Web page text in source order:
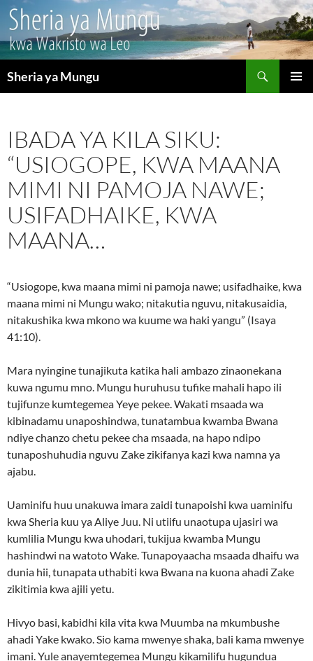
Sheria ya Mungu
IBADA YA KILA SIKU:
“USIOGOPE, KWA MAANA
MIMI NI PAMOJA NAWE;
USIFADHAIKE, KWA
MAANA…
“Usiogope, kwa maana mimi ni pamoja nawe; usifadhaike, kwa
maana mimi ni Mungu wako; nitakutia nguvu, nitakusaidia,
nitakushika kwa mkono wa kuume wa haki yangu” (Isaya
41:10).
Mara nyingine tunajikuta katika hali ambazo zinaonekana
kuwa ngumu mno. Mungu huruhusu tufike mahali hapo ili
tujifunze kumtegemea Yeye pekee. Wakati msaada wa
kibinadamu unaposhindwa, tunatambua kwamba Bwana
ndiye chanzo chetu pekee cha msaada, na hapo ndipo
tunaposhuhudia nguvu Zake zikifanya kazi kwa namna ya
ajabu.
Uaminifu huu unakuwa imara zaidi tunapoishi kwa uaminifu
kwa Sheria kuu ya Aliye Juu. Ni utiifu unaotupa ujasiri wa
kumlilia Mungu kwa uhodari, tukijua kwamba Mungu
hashindwi na watoto Wake. Tunapoyaacha msaada dhaifu wa
dunia hii, tunapata uthabiti kwa Bwana na kuona ahadi Zake
zikitimia kwa ajili yetu.
Hivyo basi, kabidhi kila vita kwa Muumba na mkumbushe
ahadi Yake kwako. Sio kama mwenye shaka, bali kama mwenye
imani. Yule anayemtegemea Mungu kikamilifu hugundua